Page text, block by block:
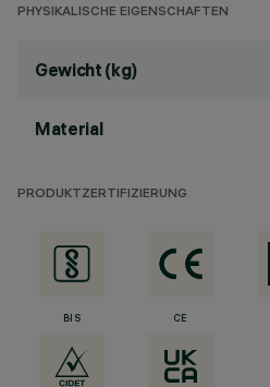
PHYSIKALISCHE EIGENSCHAFTEN
Gewicht (kg)
Material
PRODUKTZERTIFIZIERUNG
BIS CE